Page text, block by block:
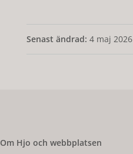
Senast ändrad: 4 maj 2026
Om Hjo och webbplatsen